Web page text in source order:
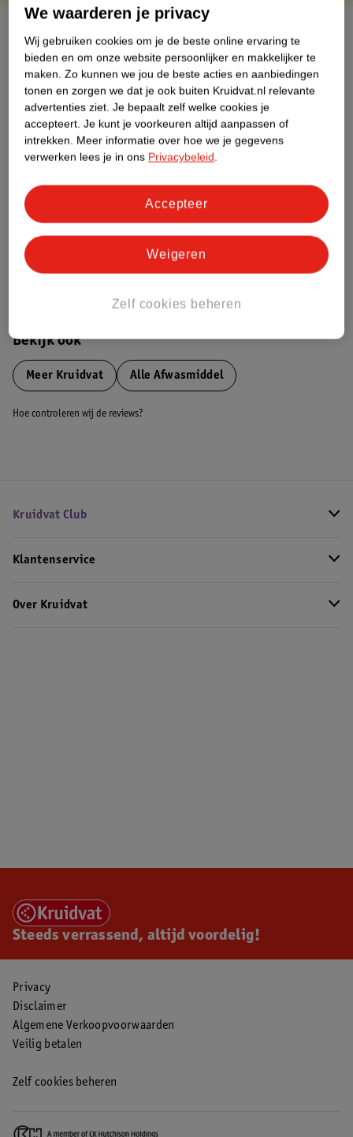
Over dit product
Productinformatie
Etiketinformatie
Nature Impact Score
Dit product heeft (nog) geen Nature
Impact Score.
Bekijk ook
Meer Kruidvat Alle Afwasmiddel
Hoe controleren wij de reviews?
Kruidvat Club
Klantenservice
Over Kruidvat
Steeds verrassend, altijd voordelig!
Privacy
Disclaimer
Algemene Verkoopvoorwaarden
Veilig betalen
Zelf cookies beheren
We waarderen je privacy
Wij gebruiken cookies om je de beste online ervaring te
bieden en om onze website persoonlijker en makkelijker te
maken. Zo kunnen we jou de beste acties en aanbiedingen
tonen en zorgen we dat je ook buiten Kruidvat.nl relevante
advertenties ziet. Je bepaalt zelf welke cookies je
accepteert. Je kunt je voorkeuren altijd aanpassen of
intrekken. Meer informatie over hoe we je gegevens
verwerken lees je in ons Privacybeleid.
Zelf cookies beheren
Weigeren
Accepteer